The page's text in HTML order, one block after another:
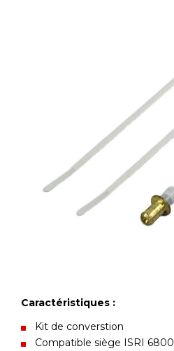
Caractéristiques :
Kit de converstion
Compatible siège ISRI 6800